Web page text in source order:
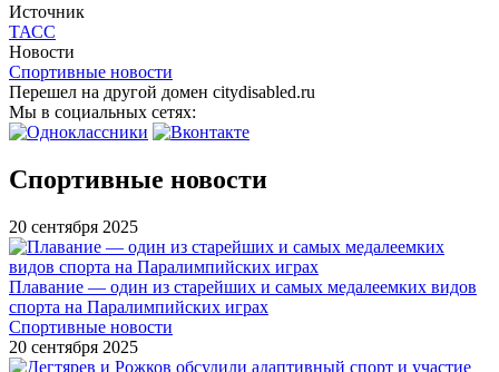
Источник
ТАСС
Новости
Спортивные новости
Перешел на другой домен citydisabled.ru
Мы в социальных сетях:
Спортивные новости
20 сентября 2025
Плавание — один из старейших и самых медалеемких видов
спорта на Паралимпийских играх
Спортивные новости
20 сентября 2025